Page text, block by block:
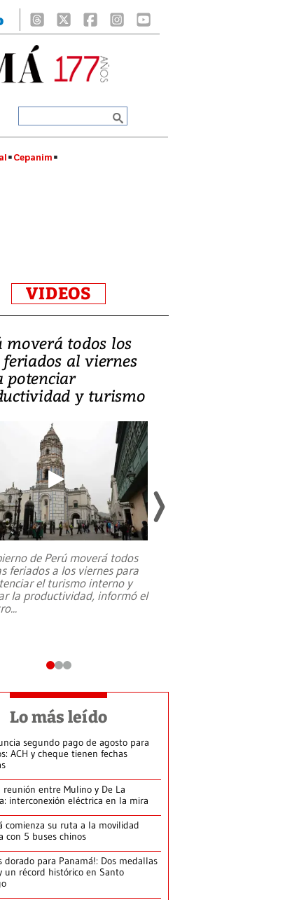
Cepanim
VIDEOS
moverá todos los
al viernes
potenciar
y turismo
de Perú moverá todos
feriados a los viernes para
el turismo interno y
la productividad, informó el
...
Lo más leído
segundo pago de agosto para
ACH y cheque tienen fechas
reunión entre Mulino y De La
interconexión eléctrica en la mira
comienza su ruta a la movilidad
con 5 buses chinos
dorado para Panamá!: Dos medallas
un récord histórico en Santo